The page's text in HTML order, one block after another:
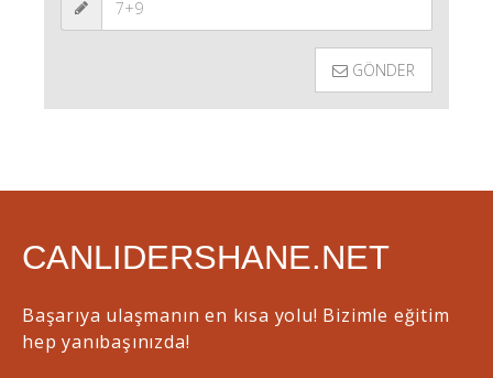
GÖNDER
CANLIDERSHANE.NET
Başarıya ulaşmanın en kısa yolu! Bizimle eğitim
hep yanıbaşınızda!